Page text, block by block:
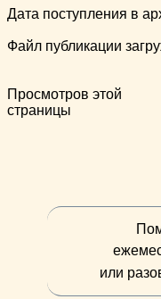
Дата поступления в
Файл публикации
Просмотров этой
страницы
или